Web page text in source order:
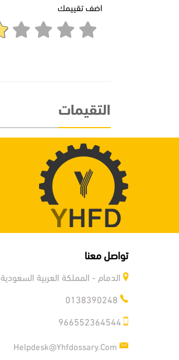
اضف تقييمك
التقيمات
تواصل معنا
الدمام - المملكة العربية السعودية
Helpdesk@yhfdossary.com